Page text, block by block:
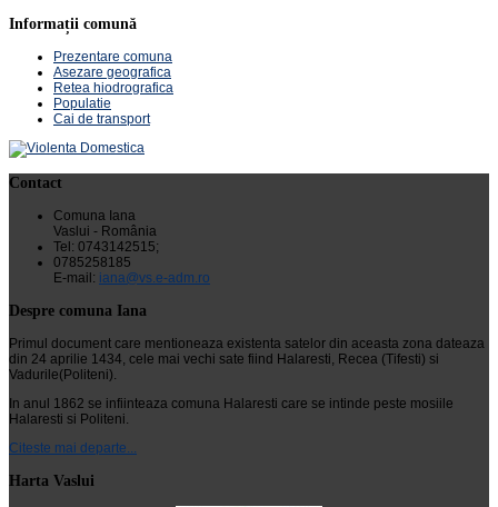
Informații comună
Prezentare comuna
Asezare geografica
Retea hiodrografica
Populatie
Cai de transport
Contact
Comuna Iana
Vaslui - România
Tel: 0743142515;
0785258185
E-mail: iana@vs.e-adm.ro
Despre comuna Iana
Primul document care mentioneaza existenta satelor din aceasta zona dateaza
din 24 aprilie 1434, cele mai vechi sate fiind Halaresti, Recea (Tifesti) si
Vadurile(Politeni).
In anul 1862 se infiinteaza comuna Halaresti care se intinde peste mosiile
Halaresti si Politeni.
Citeste mai departe...
Harta Vaslui